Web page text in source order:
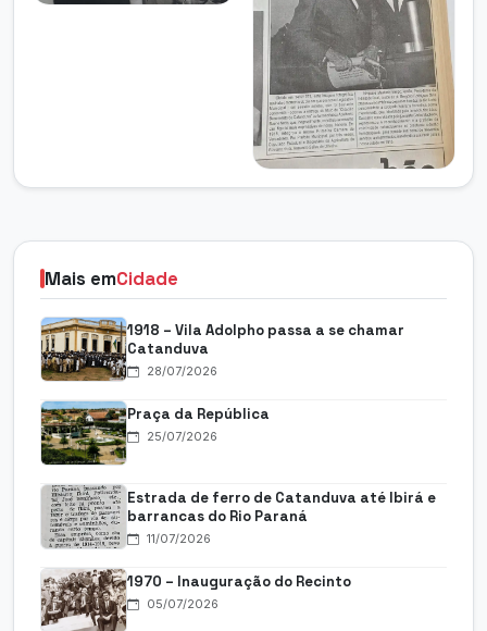
Mais emCidade
1918 – Vila Adolpho passa a se chamar
Catanduva
28/07/2026
Praça da República
25/07/2026
Estrada de ferro de Catanduva até Ibirá e
barrancas do Rio Paraná
11/07/2026
1970 – Inauguração do Recinto
05/07/2026